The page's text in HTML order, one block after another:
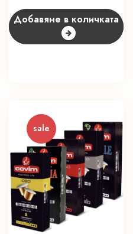
14,88 €
(29.10
лв.).
Добавяне в количката
sale